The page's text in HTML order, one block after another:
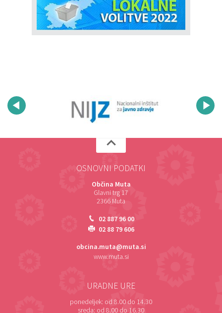
OSNOVNI PODATKI
Občina Muta
Glavni trg 17
2366 Muta
02 887 96 00
02 88 79 606
obcina.muta@muta.si
www.muta.si
URADNE URE
ponedeljek: od 8.00 do 14.30
sreda: od 8.00 do 16.30